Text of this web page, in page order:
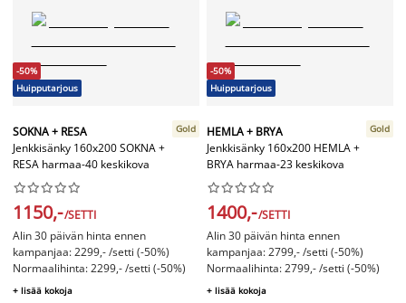
-50%
Huipputarjous
SOKNA + RESA
Jenkkisänky 160x200 SOKNA +
RESA harmaa-40 keskikova
Gold






1150,-/SETTI
Alin 30 päivän hinta ennen
kampanjaa: 2299,- /setti (-50%)
Normaalihinta: 2299,- /setti (-50%)
+ lisää kokoja
-50%
Huipputarjous
HEMLA + BRYA
Jenkkisänky 160x200 HEMLA +
BRYA harmaa-23 keskikova
Gold






1400,-/SETTI
Alin 30 päivän hinta ennen
kampanjaa: 2799,- /setti (-50%)
Normaalihinta: 2799,- /setti (-50%)
+ lisää kokoja